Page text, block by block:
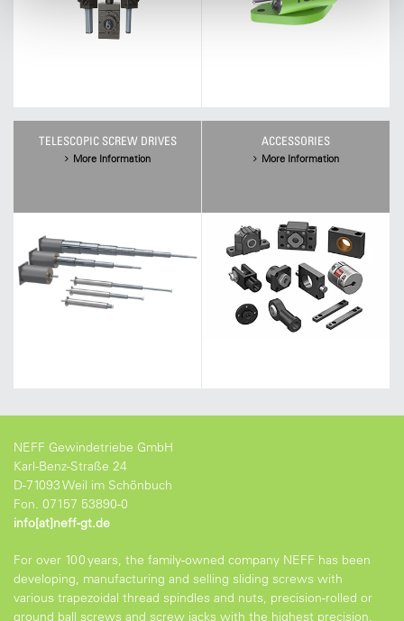
TELESCOPIC SCREW DRIVES
More Information
ACCESSORIES
More Information
NEFF Gewindetriebe GmbH
Karl-Benz-Straße 24
D-71093 Weil im Schönbuch
Fon. 07157 53890-0
info[at]neff-gt.de
For over 100 years, the family-owned company NEFF has been
developing, manufacturing and selling sliding screws with
various trapezoidal thread spindles and nuts, precision-rolled or
ground ball screws and screw jacks with the highest precision.